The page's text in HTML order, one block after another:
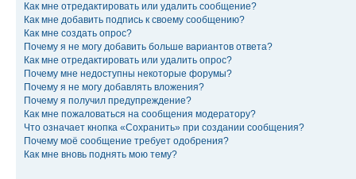
Как мне отредактировать или удалить сообщение?
Как мне добавить подпись к своему сообщению?
Как мне создать опрос?
Почему я не могу добавить больше вариантов ответа?
Как мне отредактировать или удалить опрос?
Почему мне недоступны некоторые форумы?
Почему я не могу добавлять вложения?
Почему я получил предупреждение?
Как мне пожаловаться на сообщения модератору?
Что означает кнопка «Сохранить» при создании сообщения?
Почему моё сообщение требует одобрения?
Как мне вновь поднять мою тему?